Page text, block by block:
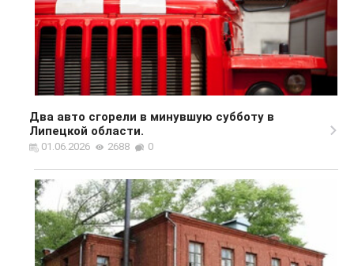
Два авто сгорели в минувшую субботу в
Липецкой области.
01.06.2026 2688 0